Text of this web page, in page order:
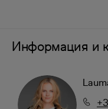
Информация и